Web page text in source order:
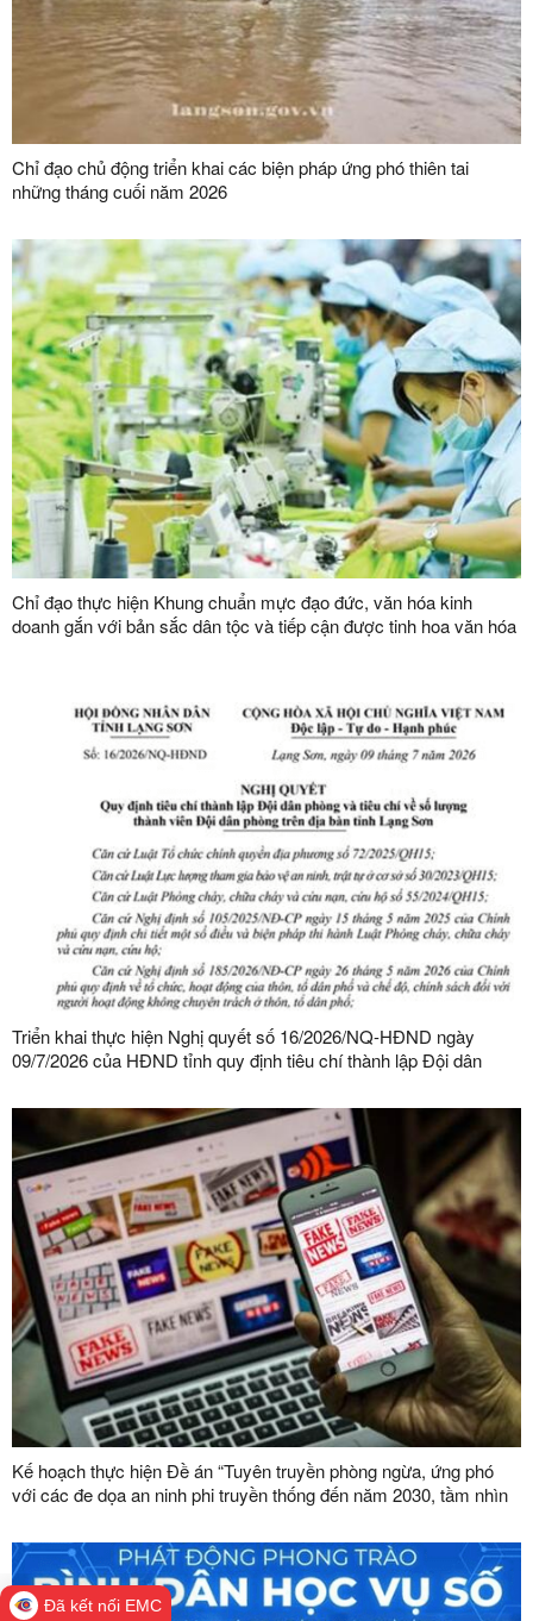
Chỉ đạo chủ động triển khai các biện pháp ứng phó thiên tai
những tháng cuối năm 2026
Chỉ đạo thực hiện Khung chuẩn mực đạo đức, văn hóa kinh
doanh gắn với bản sắc dân tộc và tiếp cận được tinh hoa văn hóa
Triển khai thực hiện Nghị quyết số 16/2026/NQ-HĐND ngày
09/7/2026 của HĐND tỉnh quy định tiêu chí thành lập Đội dân
bàn tỉnh
Kế hoạch thực hiện Đề án “Tuyên truyền phòng ngừa, ứng phó
với các đe dọa an ninh phi truyền thống đến năm 2030, tầm nhìn
Đã kết nối EMC